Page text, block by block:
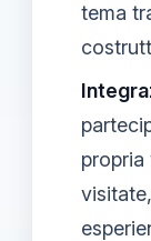
tema
propria